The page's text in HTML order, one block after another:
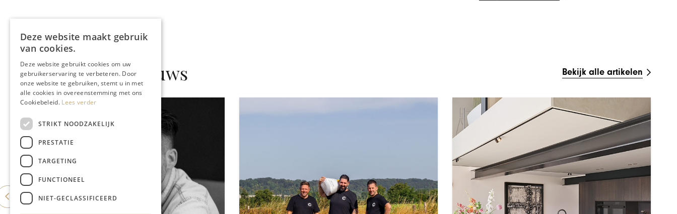
Gerelateerd nieuws Bekijk alle artikelen
Deze website maakt gebruik
van cookies.
Deze website gebruikt cookies om uw
gebruikerservaring te verbeteren. Door
onze website te gebruiken, stemt u in met
alle cookies in overeenstemming met ons
Cookiebeleid. Lees verder
STRIKT NOODZAKELIJK
PRESTATIE
TARGETING
FUNCTIONEEL
NIET-GECLASSIFICEERD